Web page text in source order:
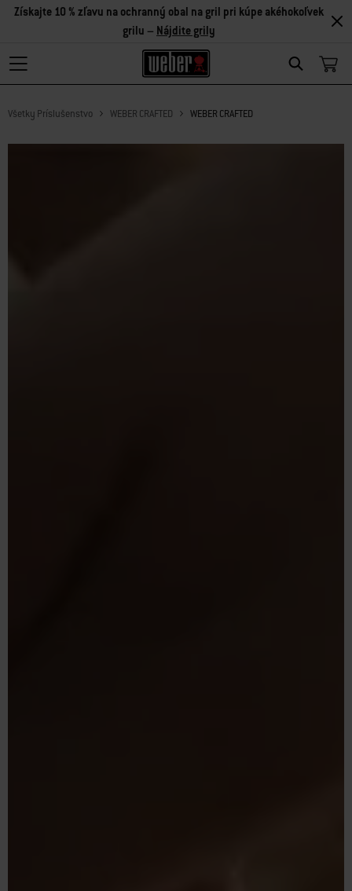
Search
Získajte 10 % zľavu na ochranný obal na gril pri kúpe akéhokoľvek
grilu – Nájdite grily
Všetky Príslušenstvo WEBER CRAFTED WEBER CRAFTED